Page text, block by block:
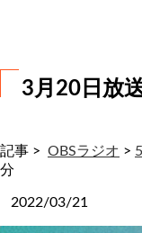
3月20日放
記事 > OBSラジオ >
分
2022/03/21